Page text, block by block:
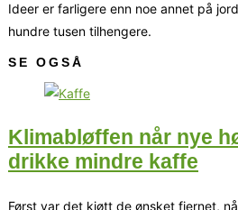
Ideer er farligere enn noe annet på
hundre tusen tilhengere.
SE OGSÅ
Klimabløffen når nye
drikke mindre kaffe
Først var det kjøtt de ønsket fjernet,